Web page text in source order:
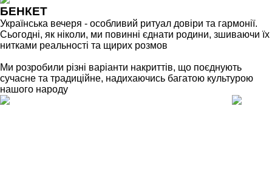
БЕНКЕТ
Українська вечеря - особливий ритуал довіри та гармонії.
Сьогодні, як ніколи, ми повинні єднати родини, зшиваючи їх
нитками реальності та щирих розмов
Ми розробили різні варіанти накриттів, що поєднують
сучасне та традиційне, надихаючись багатою культурою
нашого народу